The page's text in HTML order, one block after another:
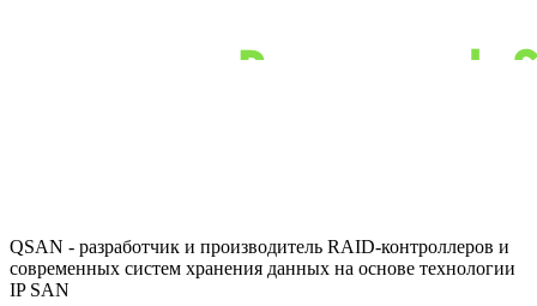
QSAN - разработчик и производитель RAID-контроллеров и
современных систем хранения данных на основе технологии
IP SAN